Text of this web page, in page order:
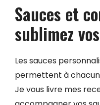
Sauces et
sublimez
Les sauces
permettent à chacun
Je vous livre mes